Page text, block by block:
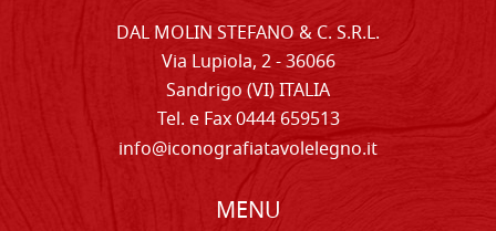
DAL MOLIN STEFANO & C. S.R.L.
Via Lupiola, 2 - 36066
Sandrigo (VI) ITALIA
Tel. e Fax 0444 659513
info@iconografiatavolelegno.it
MENU